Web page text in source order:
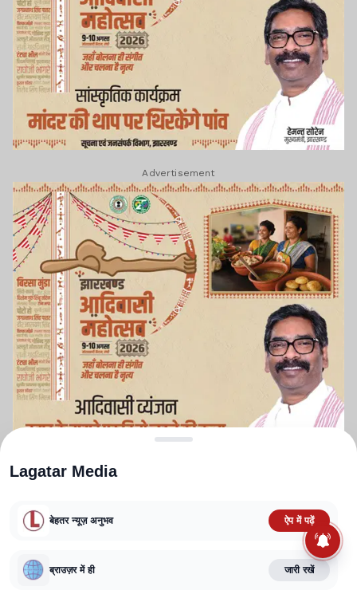
Advertisement
TERMS AND CONDITIONS
CORRECTIONS POLICY
FACT CHECKING POLICY
Lagatar Media
बेहतर न्यूज़ अनुभव ऐप में पढ़ें
ब्राउज़र में ही जारी रखें